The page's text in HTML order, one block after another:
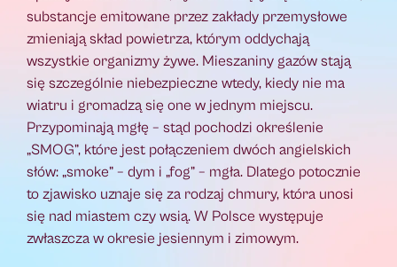
substancje emitowane przez zakłady przemysłowe
zmieniają skład powietrza, którym oddychają
wszystkie organizmy żywe. Mieszaniny gazów stają
się szczególnie niebezpieczne wtedy, kiedy nie ma
wiatru i gromadzą się one w jednym miejscu.
Przypominają mgłę – stąd pochodzi określenie
„SMOG”, które jest połączeniem dwóch angielskich
słów: „smoke” – dym i „fog” – mgła. Dlatego potocznie
to zjawisko uznaje się za rodzaj chmury, która unosi
się nad miastem czy wsią. W Polsce występuje
zwłaszcza w okresie jesiennym i zimowym.